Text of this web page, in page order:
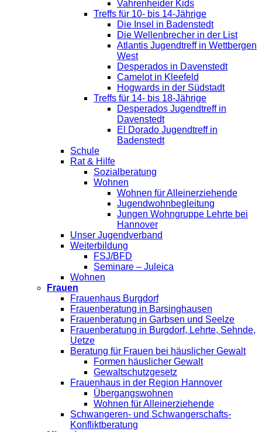
Vahrenheider Kids
Treffs für 10- bis 14-Jährige
Die Insel in Badenstedt
Die Wellenbrecher in der List
Atlantis Jugendtreff in Wettbergen
West
Desperados in Davenstedt
Camelot in Kleefeld
Hogwards in der Südstadt
Treffs für 14- bis 18-Jährige
Desperados Jugendtreff in
Davenstedt
El Dorado Jugendtreff in
Badenstedt
Schule
Rat & Hilfe
Sozialberatung
Wohnen
Wohnen für Alleinerziehende
Jugendwohnbegleitung
Jungen Wohngruppe Lehrte bei
Hannover
Unser Jugendverband
Weiterbildung
FSJ/BFD
Seminare – Juleica
Wohnen
Frauen
Frauenhaus Burgdorf
Frauenberatung in Barsinghausen
Frauenberatung in Garbsen und Seelze
Frauenberatung in Burgdorf, Lehrte, Sehnde,
Uetze
Beratung für Frauen bei häuslicher Gewalt
Formen häuslicher Gewalt
Gewaltschutzgesetz
Frauenhaus in der Region Hannover
Übergangswohnen
Wohnen für Alleinerziehende
Schwangeren- und Schwangerschafts-
Konfliktberatung